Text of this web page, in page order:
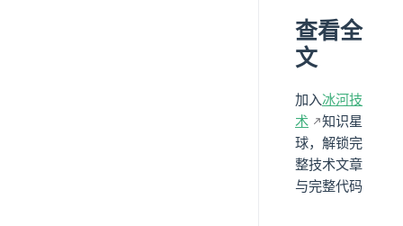
查看全
文
加入冰河技
术
知识星
球，解锁完
整技术文章
与完整代码